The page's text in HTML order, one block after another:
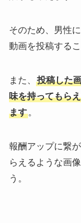
そのため、男性
動画を投稿する
また、 投稿した
味を持ってもら
ます。
報酬アップに繋
らえるような画
う。